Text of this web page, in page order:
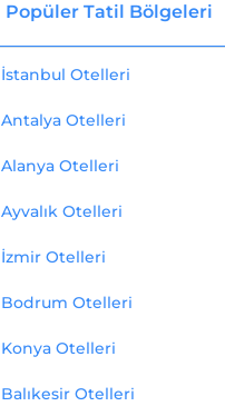
Popüler Tatil Bölgeleri
İstanbul Otelleri
Antalya Otelleri
Alanya Otelleri
Ayvalık Otelleri
İzmir Otelleri
Bodrum Otelleri
Konya Otelleri
Balıkesir Otelleri